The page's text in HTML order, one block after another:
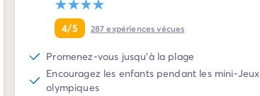
4/5 287expériences vécues
Promenez-vous jusqu'à la plage
Encouragez les enfants pendant les mini-Jeux
olympiques